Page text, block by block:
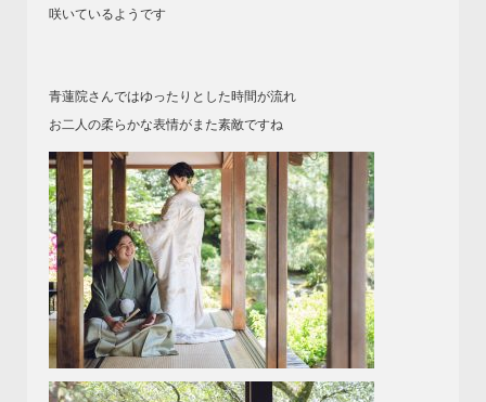
咲いているようです
青蓮院さんではゆったりとした時間が流れ
お二人の柔らかな表情がまた素敵ですね